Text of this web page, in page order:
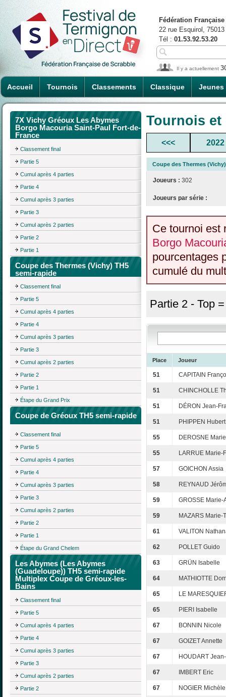
Accueil Tournois Classements Classique Jeunes
Fédération
22 rue Esquirol,
Tél : 01.53.92.53.20
Il y a actuellement
7X Vichy Gréoux Les Abymes
Borgo Macouria Saint-Paul Fort-de-
France
Classement final
Partie 5
Cumul après 4 parties
Partie 4
Cumul après 3 parties
Partie 3
Cumul après 2 parties
Partie 2
Partie 1
Coupe des Thermes (Vichy) TH5
semi-rapide
Classement final
Partie 5
Cumul après 4 parties
Partie 4
Cumul après 3 parties
Partie 3
Cumul après 2 parties
Partie 2
Partie 1
Étape du Grand Prix
Coupe de Gréoux TH5 semi-rapide
Classement final
Partie 5
Cumul après 4 parties
Partie 4
Cumul après 3 parties
Partie 3
Cumul après 2 parties
Partie 2
Partie 1
Étape du Grand Chelem
Les Abymes (Les Abymes
(Guadeloupe)) TH5 semi-rapide
Multiplex Coupe de Gréoux-les-
Bains
Classement final
Partie 5
Cumul après 4 parties
Partie 4
Cumul après 3 parties
Partie 3
Cumul après 2 parties
Partie 2
Tournois
<<< 2022
Coupe des Thermes
Joueurs : 302
Joueurs par série :
Ce tournoi est
Borgo
pourcentages
cumulé du
Partie 2 - Top
Place Joueur
51 CAPITAIN
51 CHINCHOLLE
51 DÉRON Jean-
51 PHIPPEN Hubert
55 DEROSNE
55 LARRUE Marie-
57 GOICHON Assia
58 REYNAUD
59 GROSSE Marie-
59 MAZARS Marie-
61 VALITON
62 POLLET Guido
63 GRÜN Isabelle
64 MATHIOTTE
65 LE
65 PIERI Isabelle
67 BONNIN Nicole
67 GOIZET Annette
67 HOUDART
67 IMBERT Eric
67 NOGIER Michèle